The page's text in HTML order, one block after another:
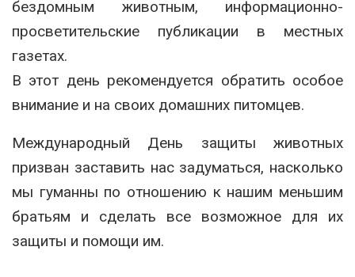
бездомным животным, информационно-
просветительские публикации в местных
газетах.
В этот день рекомендуется обратить особое
внимание и на своих домашних питомцев.
Международный День защиты животных
призван заставить нас задуматься, насколько
мы гуманны по отношению к нашим меньшим
братьям и сделать все возможное для их
защиты и помощи им.